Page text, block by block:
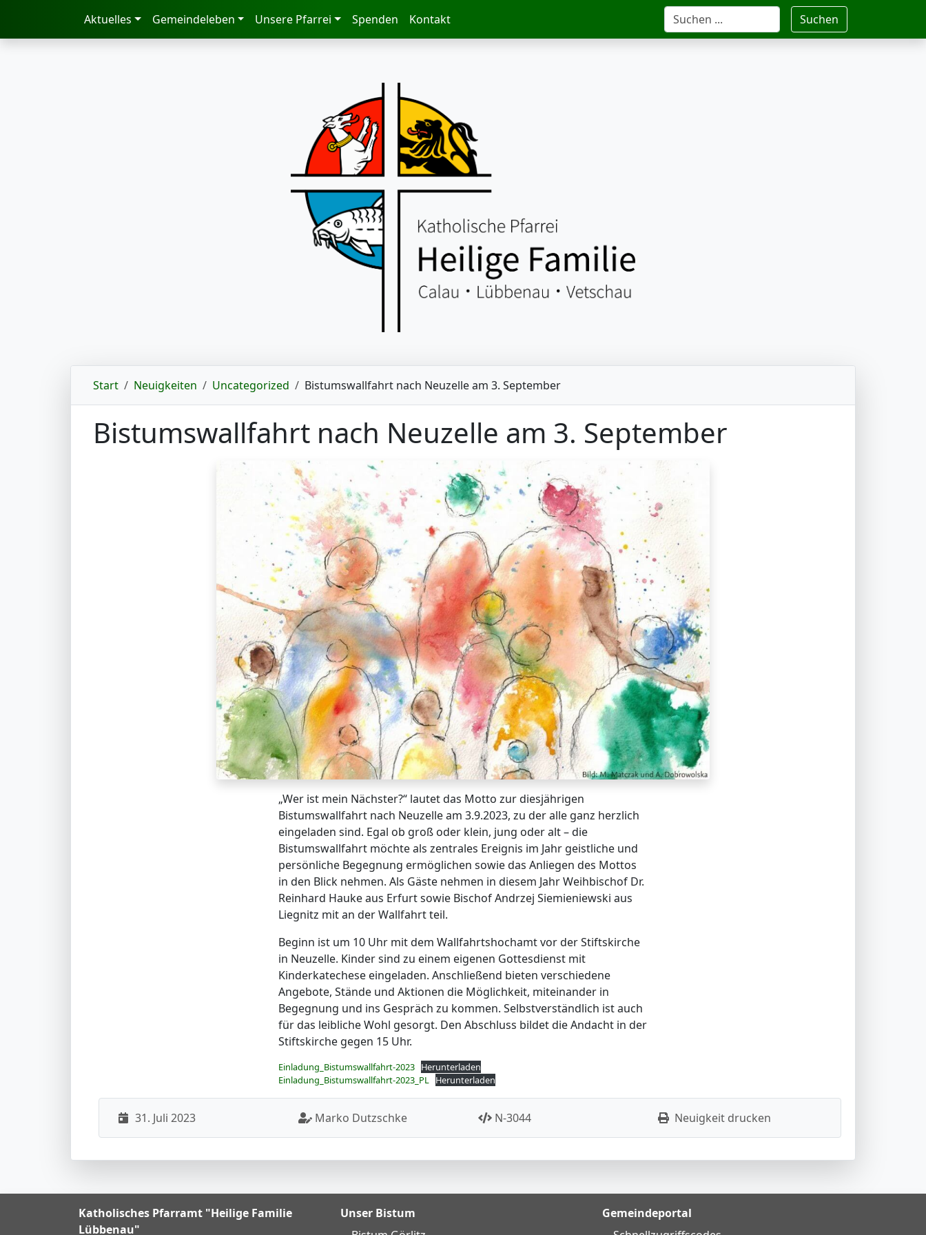
Aktuelles Gemeindeleben Unsere Pfarrei Spenden Kontakt Suchen
Start Neuigkeiten Uncategorized Bistumswallfahrt nach Neuzelle am 3. September
Bistumswallfahrt nach Neuzelle am 3. September
„Wer ist mein Nächster?“ lautet das Motto zur diesjährigen
Bistumswallfahrt nach Neuzelle am 3.9.2023, zu der alle ganz herzlich
eingeladen sind. Egal ob groß oder klein, jung oder alt – die
Bistumswallfahrt möchte als zentrales Ereignis im Jahr geistliche und
persönliche Begegnung ermöglichen sowie das Anliegen des Mottos
in den Blick nehmen. Als Gäste nehmen in diesem Jahr Weihbischof Dr.
Reinhard Hauke aus Erfurt sowie Bischof Andrzej Siemieniewski aus
Liegnitz mit an der Wallfahrt teil.
Beginn ist um 10 Uhr mit dem Wallfahrtshochamt vor der Stiftskirche
in Neuzelle. Kinder sind zu einem eigenen Gottesdienst mit
Kinderkatechese eingeladen. Anschließend bieten verschiedene
Angebote, Stände und Aktionen die Möglichkeit, miteinander in
Begegnung und ins Gespräch zu kommen. Selbstverständlich ist auch
für das leibliche Wohl gesorgt. Den Abschluss bildet die Andacht in der
Stiftskirche gegen 15 Uhr.
Einladung_Bistumswallfahrt-2023 Herunterladen
Einladung_Bistumswallfahrt-2023_PL Herunterladen
31. Juli 2023 Marko Dutzschke N-3044 Neuigkeit drucken
Katholisches Pfarramt "Heilige Familie
Lübbenau"
Unser Bistum
Gemeindeportal